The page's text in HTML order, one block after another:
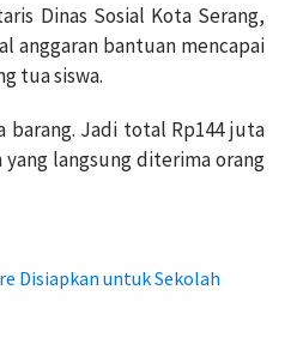
Dinas Sosial Kota Serang,
anggaran bantuan mencapai
tua siswa.
barang. Jadi total Rp144 juta
langsung diterima orang
Disiapkan untuk Sekolah